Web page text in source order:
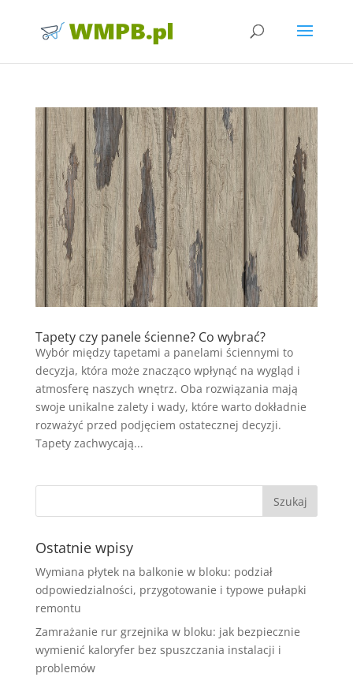
Tapety czy panele ścienne? Co wybrać?
Wybór między tapetami a panelami ściennymi to
decyzja, która może znacząco wpłynąć na wygląd i
atmosferę naszych wnętrz. Oba rozwiązania mają
swoje unikalne zalety i wady, które warto dokładnie
rozważyć przed podjęciem ostatecznej decyzji.
Tapety zachwycają...
Ostatnie wpisy
Wymiana płytek na balkonie w bloku: podział
odpowiedzialności, przygotowanie i typowe pułapki
remontu
Zamrażanie rur grzejnika w bloku: jak bezpiecznie
wymienić kaloryfer bez spuszczania instalacji i
problemów